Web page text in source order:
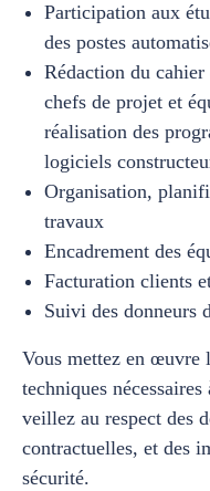
Participation aux
des postes
Rédaction du cahier
chefs de projet et
réalisation des
logiciels
Organisation,
travaux
Encadrement des
Facturation clients
Suivi des donneurs
Vous mettez en œuvre
techniques
veillez au respect des
contractuelles, et des
sécurité.